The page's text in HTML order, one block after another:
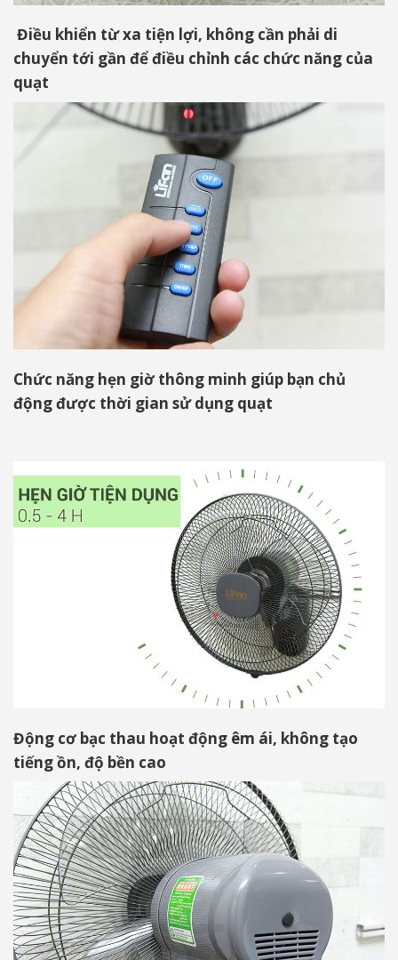
Điều khiển từ xa tiện lợi, không cần phải di
chuyển tới gần để điều chỉnh các chức năng của
quạt
Chức năng hẹn giờ thông minh giúp bạn chủ
động được thời gian sử dụng quạt
Động cơ bạc thau hoạt động êm ái, không tạo
tiếng ồn, độ bền cao